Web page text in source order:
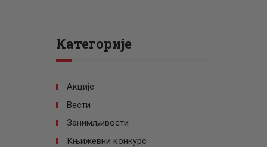
Категорије
Акције
Вести
Занимљивости
Књижевни конкурс